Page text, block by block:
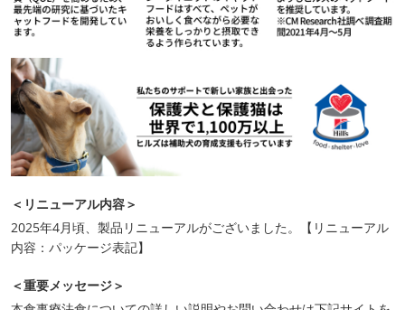
＜リニューアル内容＞
2025年4月頃、製品リニューアルがございました。【リニューアル
内容：パッケージ表記】
＜重要メッセージ＞